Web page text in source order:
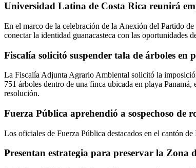
Universidad Latina de Costa Rica reunirá
En el marco de la celebración de la Anexión del Partido
conectar la identidad guanacasteca con las oportunidades
Fiscalía solicitó suspender tala de árboles en
La Fiscalía Adjunta Agrario Ambiental solicitó la
751 árboles dentro de una finca ubicada en playa
resolución.
Fuerza Pública aprehendió a sospechoso de
Los oficiales de Fuerza Pública destacados en el cantón
Presentan estrategia para preservar la Zona